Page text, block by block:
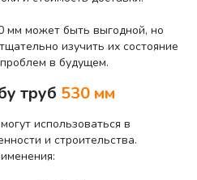
мм может быть выгодной, но
изучить их состояние
в будущем.
труб 530 мм
использоваться в
и строительства.